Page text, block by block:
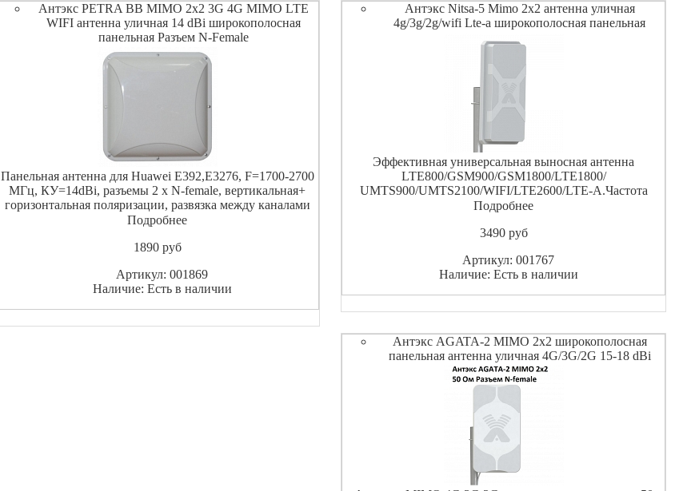
Антэкс PETRA BB MIMO 2x2 3G 4G MIMO LTE
WIFI антенна уличная 14 dBi широкополосная
панельная Разъем N-Female
Панельная антенна для Huawei E392,E3276, F=1700-2700
МГц, КУ=14dBi, разъемы 2 х N-female, вертикальная+
горизонтальная поляризации, развязка между каналами
более 30 ДБ. Скорость передачи данных до 100Мб/с.
Подробнее
1890pуб
Артикул: 001869
Наличие: Есть в наличии
Антэкс Nitsa-5 Mimo 2x2 антенна уличная
4g/3g/2g/wifi Lte-a широкополосная панельная
Эффективная универсальная выносная антенна
LTE800/GSM900/GSM1800/LTE1800/
UMTS900/UMTS2100/WIFI/LTE2600/LTE-A.Частота
790.960/1700.2700 МГц. КУ=9.14.5dBi.Разъёмы 2xN-
10 км от БС
Подробнее
3490pуб
Артикул: 001767
Наличие: Есть в наличии
Антэкс AGATA-2 MIMO 2x2 широкополосная
панельная антенна уличная 4G/3G/2G 15-18 dBi